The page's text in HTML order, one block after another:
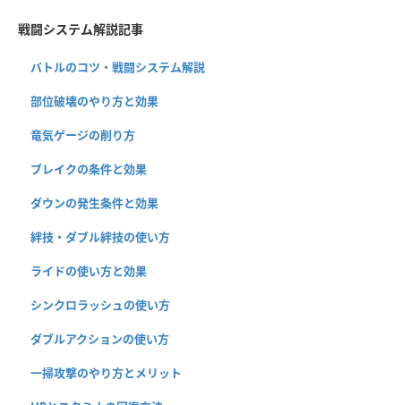
戦闘システム解説記事
バトルのコツ・戦闘システム解説
部位破壊のやり方と効果
竜気ゲージの削り方
ブレイクの条件と効果
ダウンの発生条件と効果
絆技・ダブル絆技の使い方
ライドの使い方と効果
シンクロラッシュの使い方
ダブルアクションの使い方
一掃攻撃のやり方とメリット